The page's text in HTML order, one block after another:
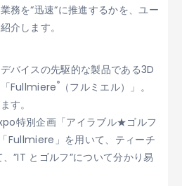
務を“迅速“に推進するかを、ユー
介します。
バイスの先駆的な製品である3D
Fullmiere®
（フルミエル）」。
す。
特別企画「アイラブル★ゴルフ
Fullmiere」を用いて、ティーチ
”IT とゴルフ”について分かり易